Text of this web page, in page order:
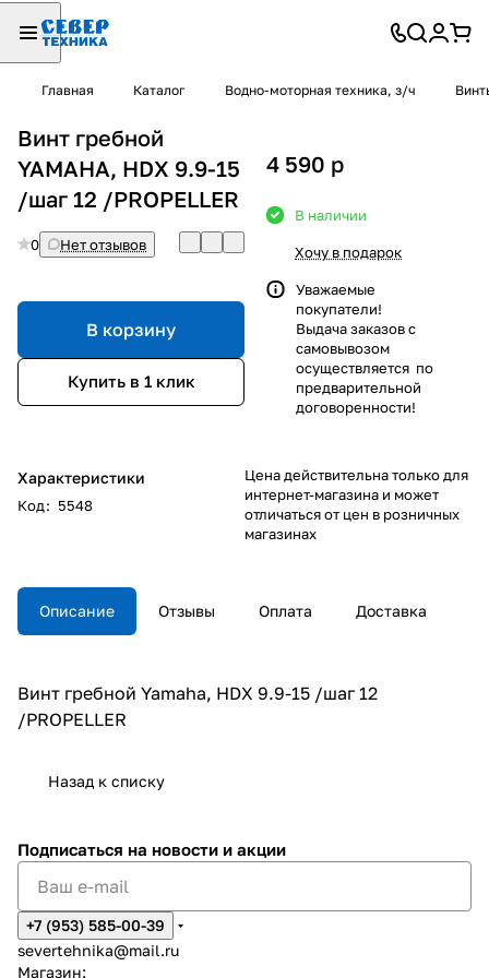
Главная Каталог Водно-моторная техника, з/ч
Винт гребной
YAMAHA, HDX 9.9-15
/шаг 12 /PROPELLER
0 Нет отзывов
В корзину
Купить в 1 клик
Характеристики
Код: 5548
4 590 p
В наличии
Хочу в подарок
Уважаемые
покупатели!
Выдача заказов с
самовывозом
осуществляется по
предварительной
договоренности!
Цена действительна только для
интернет-магазина и может
отличаться от цен в розничных
магазинах
Описание Отзывы Оплата Доставка
Винт гребной Yamaha, HDX 9.9-15 /шаг 12
/PROPELLER
Назад к списку
Подписаться на новости и акции
+7 (953) 585-00-39
severtehnika@mail.ru
Магазин: